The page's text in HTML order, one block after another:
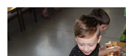
DOKUMENTY
VÝJEZDOVÁ JEDNOTKA